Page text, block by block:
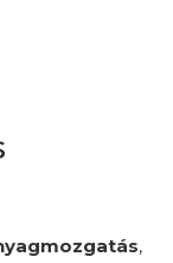
,